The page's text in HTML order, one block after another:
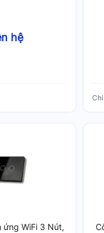
hệ
ứng WiFi 3 Nút,